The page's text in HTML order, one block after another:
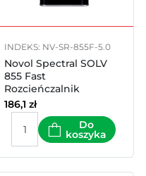
INDEKS: NV-SR-855F-5.0
Novol Spectral SOLV
855 Fast
Rozcieńczalnik
akrylowy 5l szybki
186,1 zł
Do
koszyka